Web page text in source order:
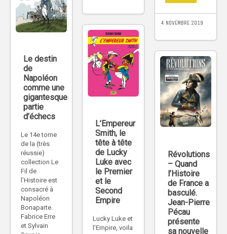
4 NOVEMBRE 2019
Le destin
de
Napoléon
comme une
gigantesque
partie
d’échecs
Le 14e tome
de la (très
réussie)
collection Le
Fil de
l’Histoire est
consacré à
Napoléon
Bonaparte.
Fabrice Erre
et Sylvain
L’Empereur
Smith, le
tête à tête
de Lucky
Luke avec
le Premier
et le
Second
Empire
Lucky Luke et
l’Empire, voila
Révolutions
– Quand
l’Histoire
de France a
basculé.
Jean-Pierre
Pécau
présente
sa nouvelle